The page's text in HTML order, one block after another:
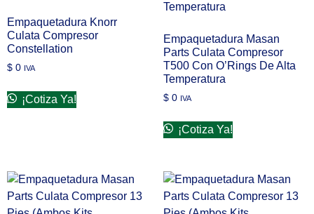
Empaquetadura Knorr
Culata Compresor
Constellation
$ 0 IVA
¡Cotiza Ya!
Empaquetadura Masan
Parts Culata Compresor
T500 Con O’Rings De Alta
Temperatura
$0 IVA
¡Cotiza Ya!